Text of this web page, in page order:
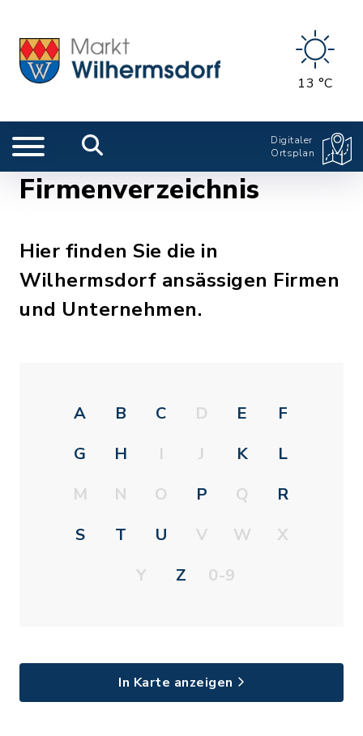
13 °C
Digitaler
Ortsplan
Firmenverzeichnis
Hier finden Sie die in
Wilhermsdorf ansässigen Firmen
und Unternehmen.
A B C D E
F
G
H I J K
L
M
N O P Q
R
S
T U V W
X
Y
Z 0-9
In Karte anzeigen